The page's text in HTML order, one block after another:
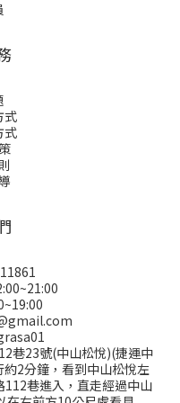
式
式
巷23號(中山松悅)(捷運中
2分鐘，看到中山松悅左
巷進入，直走經過中山